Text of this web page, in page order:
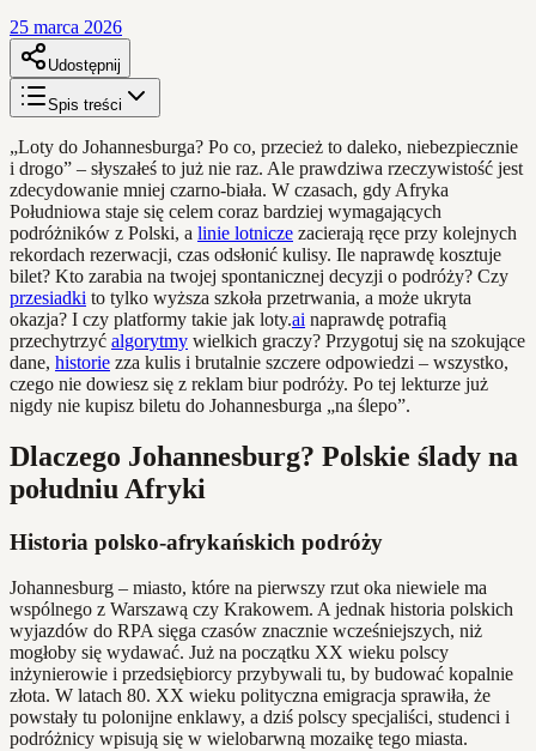
25 marca 2026
Udostępnij
Spis treści
„Loty do Johannesburga? Po co, przecież to daleko, niebezpiecznie
i drogo” – słyszałeś to już nie raz. Ale prawdziwa rzeczywistość jest
zdecydowanie mniej czarno-biała. W czasach, gdy Afryka
Południowa staje się celem coraz bardziej wymagających
podróżników z Polski, a linie lotnicze zacierają ręce przy kolejnych
rekordach rezerwacji, czas odsłonić kulisy. Ile naprawdę kosztuje
bilet? Kto zarabia na twojej spontanicznej decyzji o podróży? Czy
przesiadki to tylko wyższa szkoła przetrwania, a może ukryta
okazja? I czy platformy takie jak loty.ai naprawdę potrafią
przechytrzyć algorytmy wielkich graczy? Przygotuj się na szokujące
dane, historie zza kulis i brutalnie szczere odpowiedzi – wszystko,
czego nie dowiesz się z reklam biur podróży. Po tej lekturze już
nigdy nie kupisz biletu do Johannesburga „na ślepo”.
Dlaczego Johannesburg? Polskie ślady na
południu Afryki
Historia polsko-afrykańskich podróży
Johannesburg – miasto, które na pierwszy rzut oka niewiele ma
wspólnego z Warszawą czy Krakowem. A jednak historia polskich
wyjazdów do RPA sięga czasów znacznie wcześniejszych, niż
mogłoby się wydawać. Już na początku XX wieku polscy
inżynierowie i przedsiębiorcy przybywali tu, by budować kopalnie
złota. W latach 80. XX wieku polityczna emigracja sprawiła, że
powstały tu polonijne enklawy, a dziś polscy specjaliści, studenci i
podróżnicy wpisują się w wielobarwną mozaikę tego miasta.